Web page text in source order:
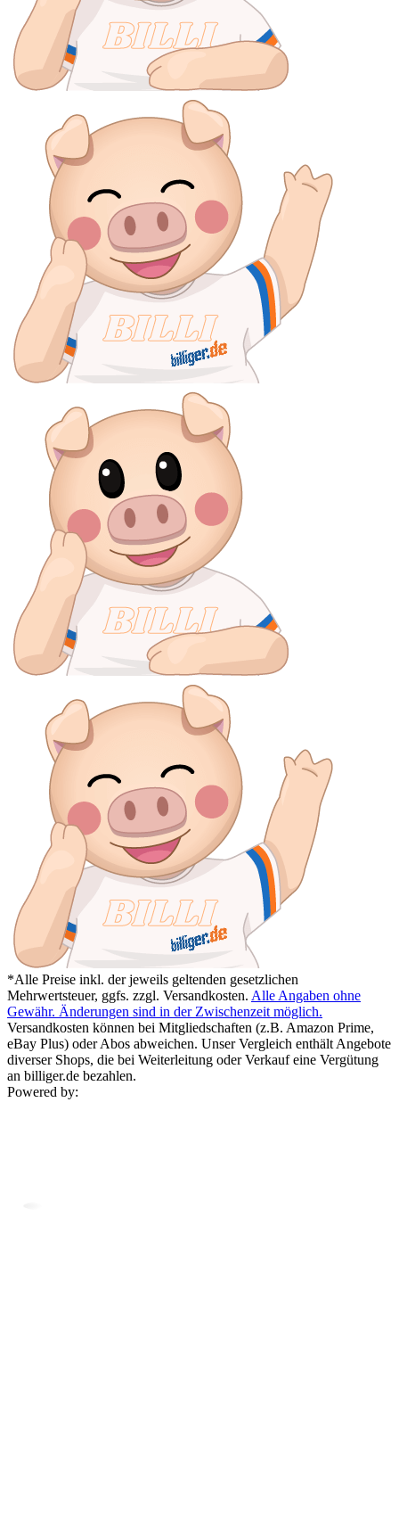
*Alle Preise inkl. der jeweils geltenden gesetzlichen
Mehrwertsteuer, ggfs. zzgl. Versandkosten. Alle Angaben ohne
Gewähr. Änderungen sind in der Zwischenzeit möglich.
Versandkosten können bei Mitgliedschaften (z.B. Amazon Prime,
eBay Plus) oder Abos abweichen. Unser Vergleich enthält Angebote
diverser Shops, die bei Weiterleitung oder Verkauf eine Vergütung
an billiger.de bezahlen.
Powered by: